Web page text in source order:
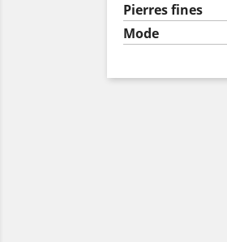
Pierres fines
Mode